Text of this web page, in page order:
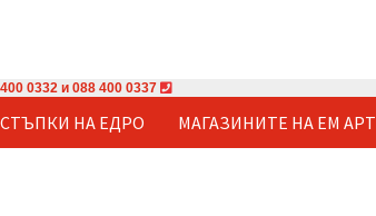
0332 и 088 400 0337
НА ЕДРО МАГАЗИНИТЕ НА ЕМ АРТ